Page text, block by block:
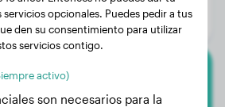
Perra
King Charles Spaniel
opcionales. Puedes pedir a tus
den su consentimiento para utilizar
servicios contigo.
activo)
son necesarios para la